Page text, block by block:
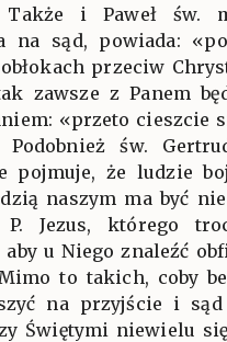
Także i Paweł św.
na sąd, powiada:
przeciw
zawsze z Panem
«przeto cieszcie
św.
pojmuje, że ludzie
naszym ma być
P. Jezus, którego
u Niego znaleźć
to takich, coby
na przyjście i sąd
Świętymi niewielu